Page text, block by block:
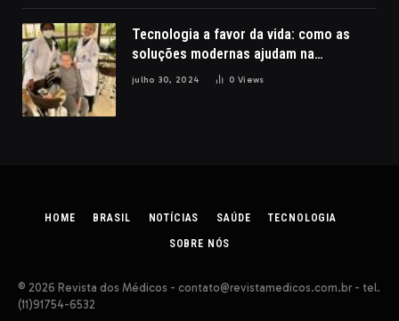
Tecnologia a favor da vida: como as
soluções modernas ajudam na
reabilitação de pacientes com lesões
julho 30, 2024 0Views
HOME BRASIL NOTÍCIAS SAÚDE TECNOLOGIA
SOBRE NÓS
© 2026 Revista dos Médicos - contato@revistamedicos.com.br - tel.
(11)91754-6532